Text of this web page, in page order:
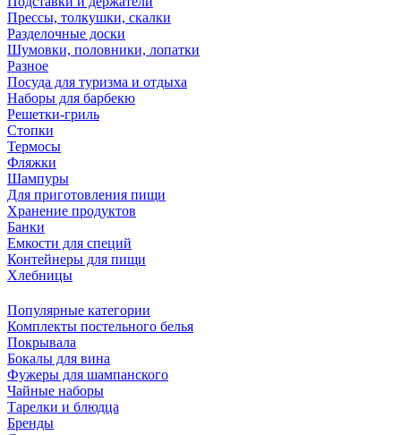
Прессы, толкушки, скалки
Разделочные доски
Шумовки, половники, лопатки
Разное
Посуда для туризма и отдыха
Наборы для барбекю
Решетки-гриль
Стопки
Термосы
Фляжки
Шампуры
Для приготовления пищи
Хранение продуктов
Банки
Емкости для специй
Контейнеры для пищи
Хлебницы
Популярные категории
Комплекты постельного белья
Покрывала
Бокалы для вина
Фужеры для шампанского
Чайные наборы
Тарелки и блюдца
Бренды